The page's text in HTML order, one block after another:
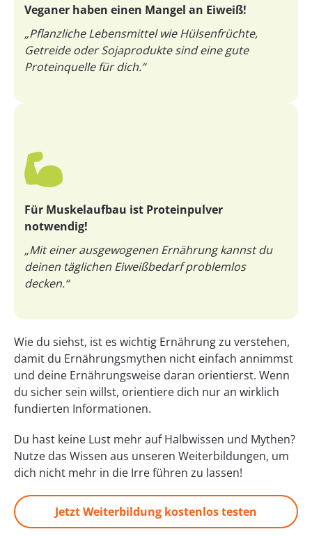
Veganer haben einen Mangel an Eiweiß!
„Pflanzliche Lebensmittel wie Hülsenfrüchte,
Getreide oder Sojaprodukte sind eine gute
Proteinquelle für dich.“
Für Muskelaufbau ist Proteinpulver
notwendig!
„Mit einer ausgewogenen Ernährung kannst du
deinen täglichen Eiweißbedarf problemlos
decken.“
Wie du siehst, ist es wichtig Ernährung zu verstehen,
damit du Ernährungsmythen nicht einfach annimmst
und deine Ernährungsweise daran orientierst. Wenn
du sicher sein willst, orientiere dich nur an wirklich
fundierten Informationen.
Du hast keine Lust mehr auf Halbwissen und Mythen?
Nutze das Wissen aus unseren Weiterbildungen, um
dich nicht mehr in die Irre führen zu lassen!
Jetzt Weiterbildung kostenlos testen